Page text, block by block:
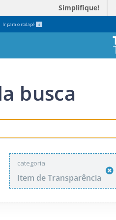
Ir para o rodapé 4
Simplifique!
busca
categoria
Item de Transparência